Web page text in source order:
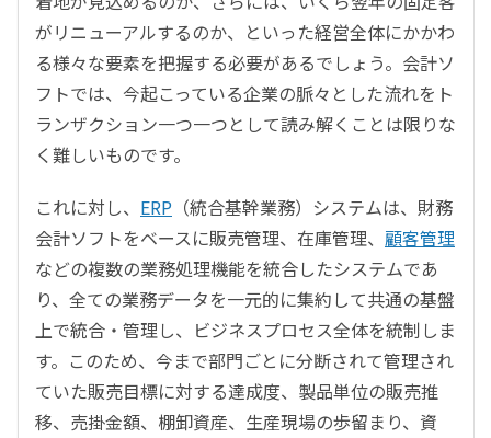
がリニューアルするのか、といった経営全体にかかわ
る様々な要素を把握する必要があるでしょう。会計ソ
フトでは、今起こっている企業の脈々とした流れをト
ランザクション一つ一つとして読み解くことは限りな
く難しいものです。
これに対し、 ERP （統合基幹業務）システムは、財務
会計ソフトをベースに販売管理、在庫管理、 顧客管理
などの複数の業務処理機能を統合したシステムであ
り、全ての業務データを一元的に集約して共通の基盤
上で統合・管理し、ビジネスプロセス全体を統制しま
す。このため、今まで部門ごとに分断されて管理され
ていた販売目標に対する達成度、製品単位の販売推
移、売掛金額、棚卸資産、生産現場の歩留まり、資